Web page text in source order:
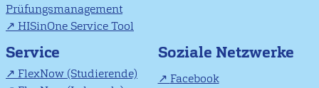
Prüfungsmanagement
HISinOne Service Tool
Service
FlexNow (Studierende)
Soziale Netzwerke
Facebook